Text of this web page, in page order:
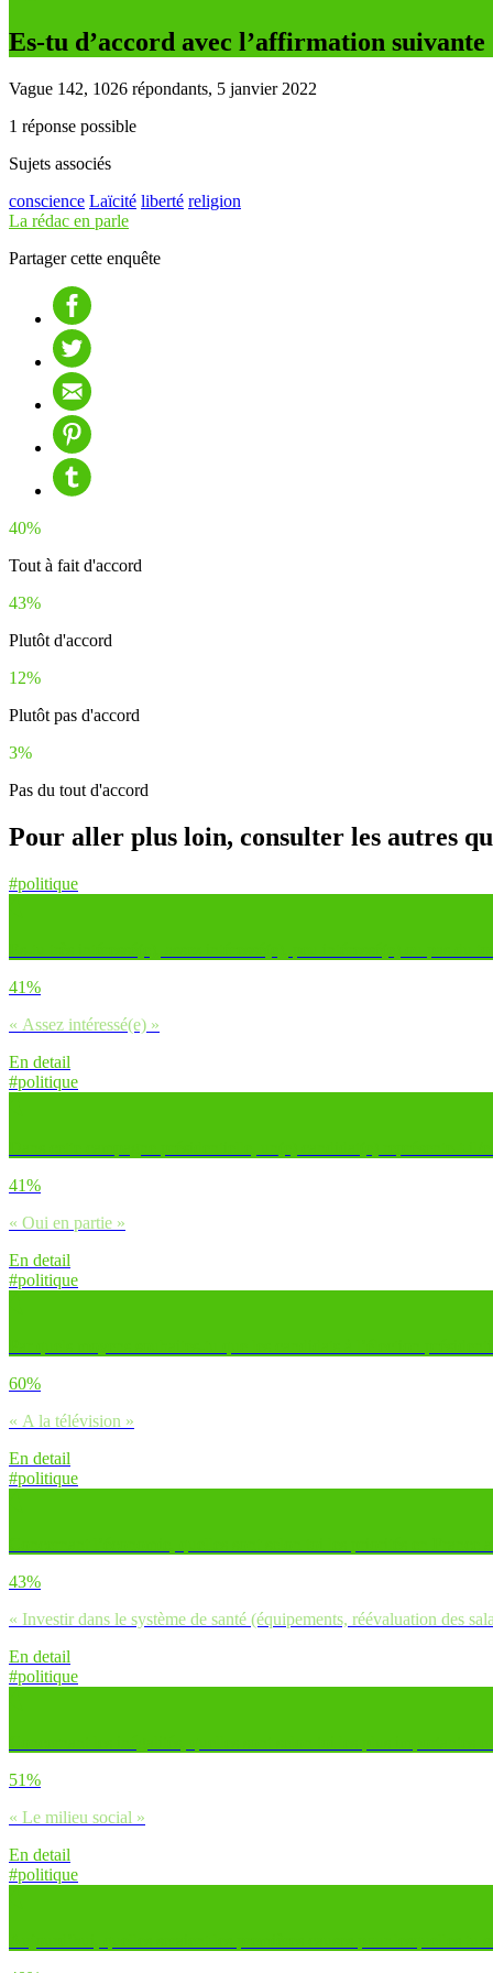
Es-tu d’accord avec l’affirmation
Vague 142, 1026 répondants, 5 janvier 2022
1 réponse possible
Sujets associés
conscience Laïcité liberté religion
La rédac en parle
Partager cette enquête
40%
Tout à fait d'accord
43%
Plutôt d'accord
12%
Plutôt pas d'accord
3%
Pas du tout d'accord
Pour aller plus loin, consulter les autres
#politique
41%
« Assez intéressé(e) »
En detail
#politique
41%
« Oui en partie »
En detail
#politique
60%
« A la télévision »
En detail
#politique
43%
« Investir dans le système de santé (équipements, réévaluation des
En detail
#politique
51%
« Le milieu social »
En detail
#politique